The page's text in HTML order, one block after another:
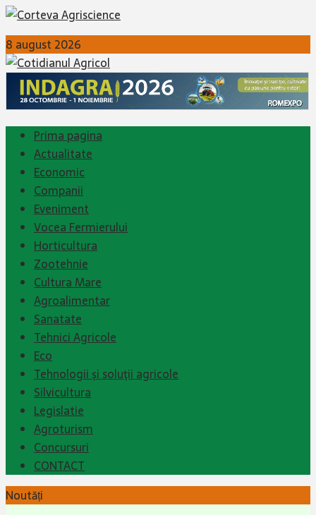
8 august 2026
Prima pagina
Actualitate
Economic
Companii
Eveniment
Vocea Fermierului
Horticultura
Zootehnie
Cultura Mare
Agroalimentar
Sanatate
Tehnici Agricole
Eco
Tehnologii şi soluţii agricole
Silvicultura
Legislatie
Agroturism
Concursuri
CONTACT
Noutăți